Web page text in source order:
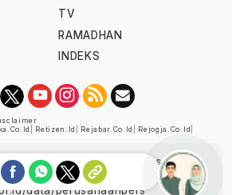
TV
RAMADHAN
INDEKS
Retizen.id Rejabar.co.id Rejogja.co.id
oleh Dewan Pers
DP-Verifikasi/K/XII/2022
data/perusahaanpers